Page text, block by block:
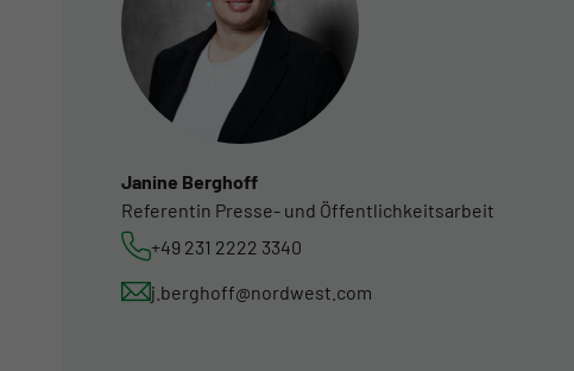
Janine Berghoff
Referentin Presse- und Öffentlichkeitsarbeit
+49 231 2222 3340
j.berghoff@nordwest.com